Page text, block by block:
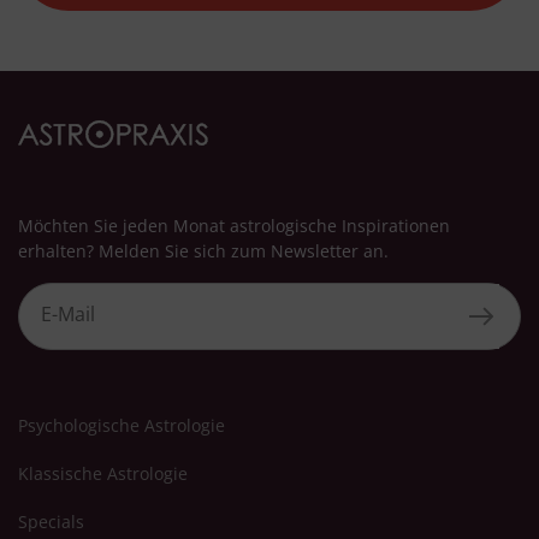
Möchten Sie jeden Monat astrologische Inspirationen
erhalten? Melden Sie sich zum Newsletter an.
Psychologische Astrologie
Klassische Astrologie
Specials